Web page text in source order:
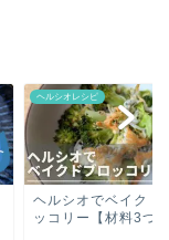
ヘルシオレシピ
ヘルシオでベイクド
ッコリー【材料3つ